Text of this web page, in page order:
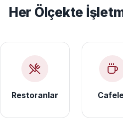
Her Ölçekte
Restoranlar